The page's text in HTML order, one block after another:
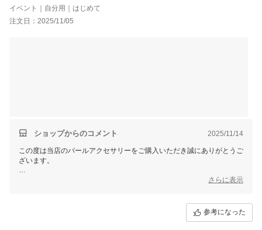
イベント｜自分用｜はじめて
注文日：2025/11/05
ショップからのコメント 2025/11/14
この度は当店のパールアクセサリーをご購入いただき誠にありがとうご
ざいます。
法事のご用途にお選びいただき、また白のパールと使い分けてご着用く
さらに表示
参考になった